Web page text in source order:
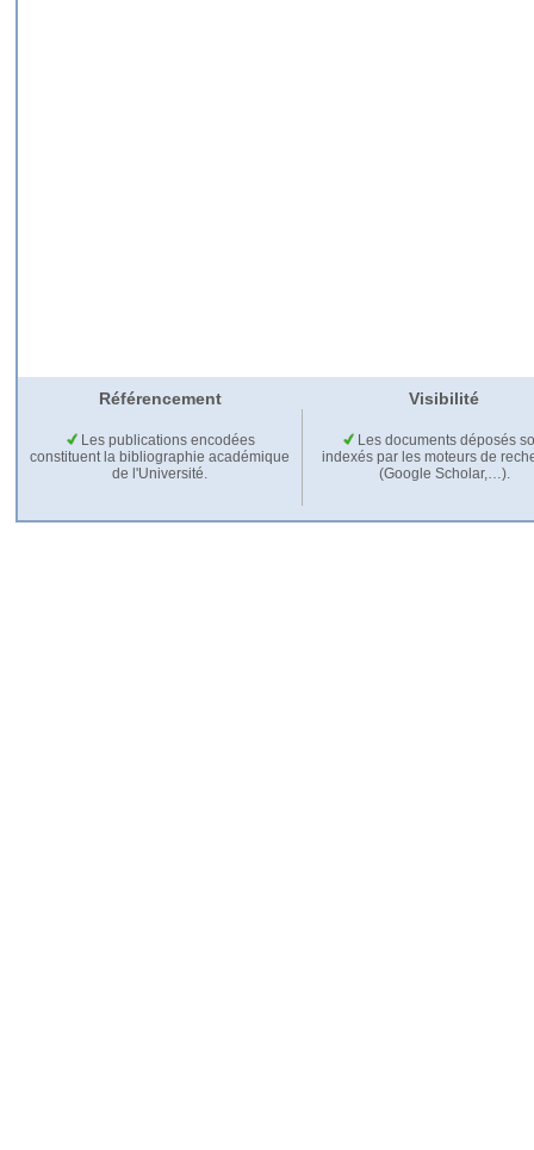
Référencement Visibilité
Les publications encodées
constituent la bibliographie académique
de l'Université.
Les documents déposés
indexés par les moteurs de
(Google Scholar,…).